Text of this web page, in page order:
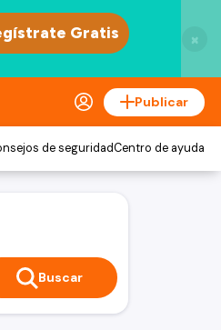
×
Publicar
de seguridadCentro de ayuda
Buscar